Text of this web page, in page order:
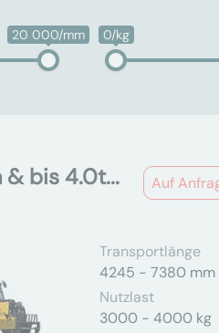
20 000/mm 0/kg
Auf
& bis 4.0t...
Transportlänge
4245 - 7380 mm
Nutzlast
3000 - 4000 kg